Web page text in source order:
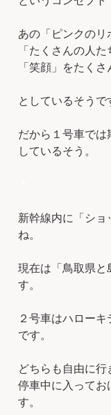
あの「ピンクのリ
「たくさんの人た
「笑顔」をたく
としているそうで
だから１号車では
しているそう。
新幹線内に「ショ
ね。
現在は「鳥取県と
す。
２号車はハロー
です。
どちらも自由に行
停車中に入ってお
す。